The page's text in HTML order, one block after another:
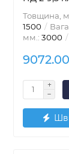
Товщина,
1500
мм.: 3000